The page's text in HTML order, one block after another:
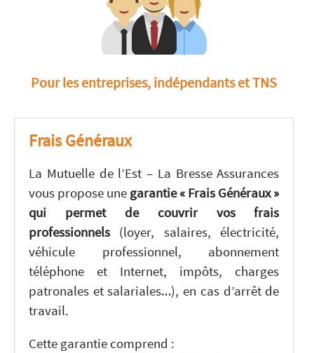
Pour les entreprises, indépendants et TNS
Frais Généraux
La Mutuelle de l’Est – La Bresse Assurances
vous propose une garantie « Frais Généraux »
qui permet de couvrir vos frais
professionnels (loyer, salaires, électricité,
véhicule professionnel, abonnement
téléphone et Internet, impôts, charges
patronales et salariales…), en cas d’arrêt de
travail.
Cette garantie comprend :